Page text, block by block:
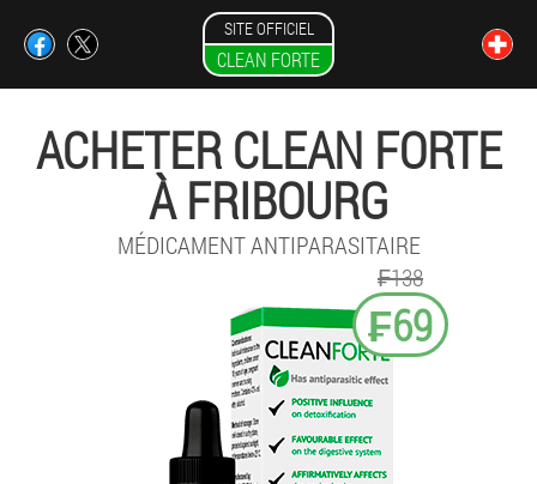
SITE OFFICIEL
CLEAN FORTE
ACHETER CLEAN FORTE
À FRIBOURG
MÉDICAMENT ANTIPARASITAIRE
₣138
₣69